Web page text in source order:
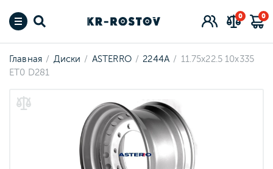
0 0
Главная Диски ASTERRO 2244A
11.75x22.5 10x335
ET0 D281